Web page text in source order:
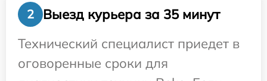
2
Выезд курьера за 35 минут
Технический специалист приедет в
оговоренные сроки для